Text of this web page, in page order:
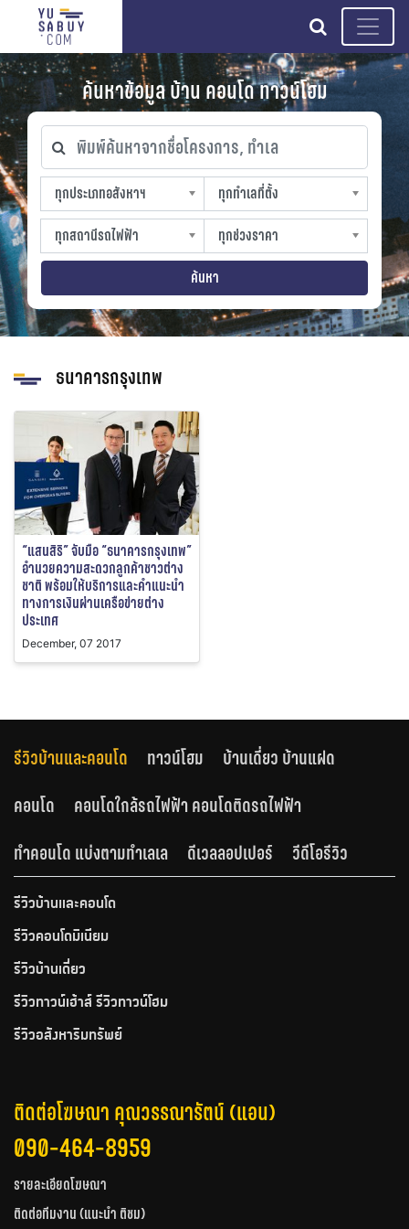
search
ค้นหาข้อมูล บ้าน คอนโด ทาวน์โฮม
พิมพ์ค้นหาจากชื่อโครงการ, ทำเล
ทุกประเภทอสังหาฯ
ทุกประเภทอสังหาฯ
sproperty
ทุกทำเลที่ตั้ง
ทุกทำเลที่ตั้ง
slocation
ทุกสถานีรถไฟฟ้า
ทุกสถานีรถไฟฟ้า
strain-station
ทุกช่วงราคา
ทุกช่วงราคา
sprice
ค้นหา
ธนาคารกรุงเทพ
“แสนสิริ” จับมือ “ธนาคารกรุงเทพ”
อำนวยความสะดวกลูกค้าชาวต่าง
ชาติ พร้อมให้บริการและคำแนะนำ
ทางการเงินผ่านเครือข่ายต่าง
ประเทศ
December, 07 2017
รีวิวบ้านและคอนโด ทาวน์โฮม
บ้านเดี่ยว บ้านแฝด
คอนโด
คอนโดใกล้รถไฟฟ้า คอนโดติดรถไฟฟ้า
ทำคอนโด แบ่งตามทำเลเล
ดีเวลลอปเปอร์ วีดีโอรีวิว
รีวิวบ้านและคอนโด
รีวิวคอนโดมิเนียม
รีวิวบ้านเดี่ยว
รีวิวทาวน์เฮ้าส์ รีวิวทาวน์โฮม
รีวิวอสังหาริมทรัพย์
ติดต่อโฆษณา คุณวรรณารัตน์ (แอน)
090-464-8959
รายละเอียดโฆษณา
ติดต่อทีมงาน (แนะนำ ติชม)